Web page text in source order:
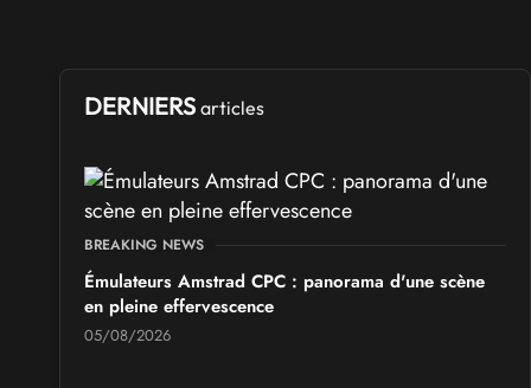
DERNIERS articles
BREAKING NEWS
Émulateurs Amstrad CPC : panorama d'une scène
en pleine effervescence
05/08/2026